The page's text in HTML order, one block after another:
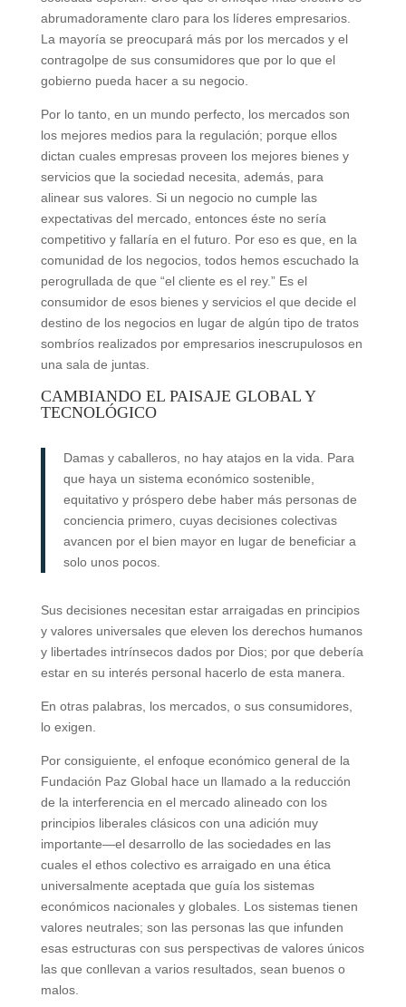
abrumadoramente claro para los líderes empresarios.
La mayoría se preocupará más por los mercados y el
contragolpe de sus consumidores que por lo que el
gobierno pueda hacer a su negocio.
Por lo tanto, en un mundo perfecto, los mercados son
los mejores medios para la regulación; porque ellos
dictan cuales empresas proveen los mejores bienes y
servicios que la sociedad necesita, además, para
alinear sus valores. Si un negocio no cumple las
expectativas del mercado, entonces éste no sería
competitivo y fallaría en el futuro. Por eso es que, en la
comunidad de los negocios, todos hemos escuchado la
perogrullada de que “el cliente es el rey.” Es el
consumidor de esos bienes y servicios el que decide el
destino de los negocios en lugar de algún tipo de tratos
sombríos realizados por empresarios inescrupulosos en
una sala de juntas.
CAMBIANDO EL PAISAJE GLOBAL Y
TECNOLÓGICO
Damas y caballeros, no hay atajos en la vida. Para
que haya un sistema económico sostenible,
equitativo y próspero debe haber más personas de
conciencia primero, cuyas decisiones colectivas
avancen por el bien mayor en lugar de beneficiar a
solo unos pocos.
Sus decisiones necesitan estar arraigadas en principios
y valores universales que eleven los derechos humanos
y libertades intrínsecos dados por Dios; por que debería
estar en su interés personal hacerlo de esta manera.
En otras palabras, los mercados, o sus consumidores,
lo exigen.
Por consiguiente, el enfoque económico general de la
Fundación Paz Global hace un llamado a la reducción
de la interferencia en el mercado alineado con los
principios liberales clásicos con una adición muy
importante—el desarrollo de las sociedades en las
cuales el ethos colectivo es arraigado en una ética
universalmente aceptada que guía los sistemas
económicos nacionales y globales. Los sistemas tienen
valores neutrales; son las personas las que infunden
esas estructuras con sus perspectivas de valores únicos
las que conllevan a varios resultados, sean buenos o
malos.